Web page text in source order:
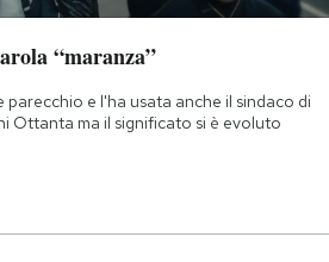
“maranza”
parecchio e l'ha usata anche il sindaco di
Ottanta ma il significato si è evoluto